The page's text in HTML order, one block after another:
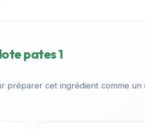
pates 1
préparer cet ingrédient comme